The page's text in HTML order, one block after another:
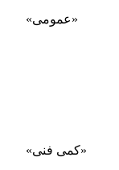
«عمومی»
«کمی فنی»